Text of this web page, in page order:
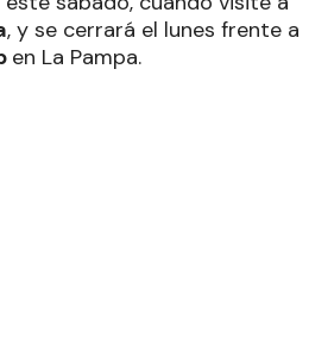
, y se cerrará el lunes frente a
en La Pampa.